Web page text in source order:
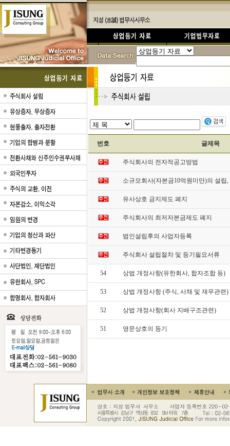
번호 글제목
주식회사의 전자적공고방법
소규모회사(자본금10억원미만)의 설립
유사상호 금지제도 폐지
주식회사의 최저자본금제도 폐지
법인설립후의 사업자등록
주식회사 설립절차 및 등기필요서류
54 상법 개정사항(유한회사, 합자조합 등)
53 상법 개정사항 (주식, 사채 및 재무관련)
52 상법 개정사항(회사 지배구조관련)
51 영문상호의 등기